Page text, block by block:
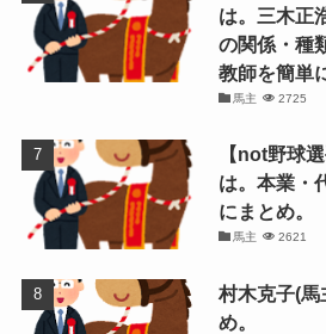
は。三木正
の関係・種
教師を簡単
馬主 2725
【not野球
は。本業・
にまとめ。
馬主 2621
村木克子(馬
め。